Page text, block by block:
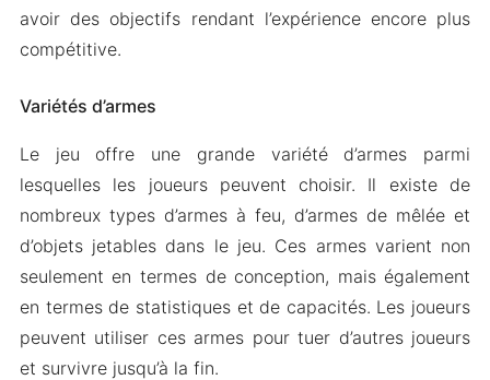
avoir des objectifs rendant l’expérience encore plus
compétitive.
Variétés d’armes
Le jeu offre une grande variété d’armes parmi
lesquelles les joueurs peuvent choisir. Il existe de
nombreux types d’armes à feu, d’armes de mêlée et
d’objets jetables dans le jeu. Ces armes varient non
seulement en termes de conception, mais également
en termes de statistiques et de capacités. Les joueurs
peuvent utiliser ces armes pour tuer d’autres joueurs
et survivre jusqu’à la fin.